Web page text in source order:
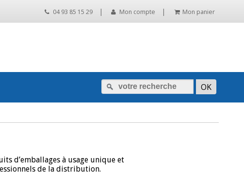
04 93 85 15 29 | Mon compte | Mon panier
d’emballages à usage unique et
de la distribution.